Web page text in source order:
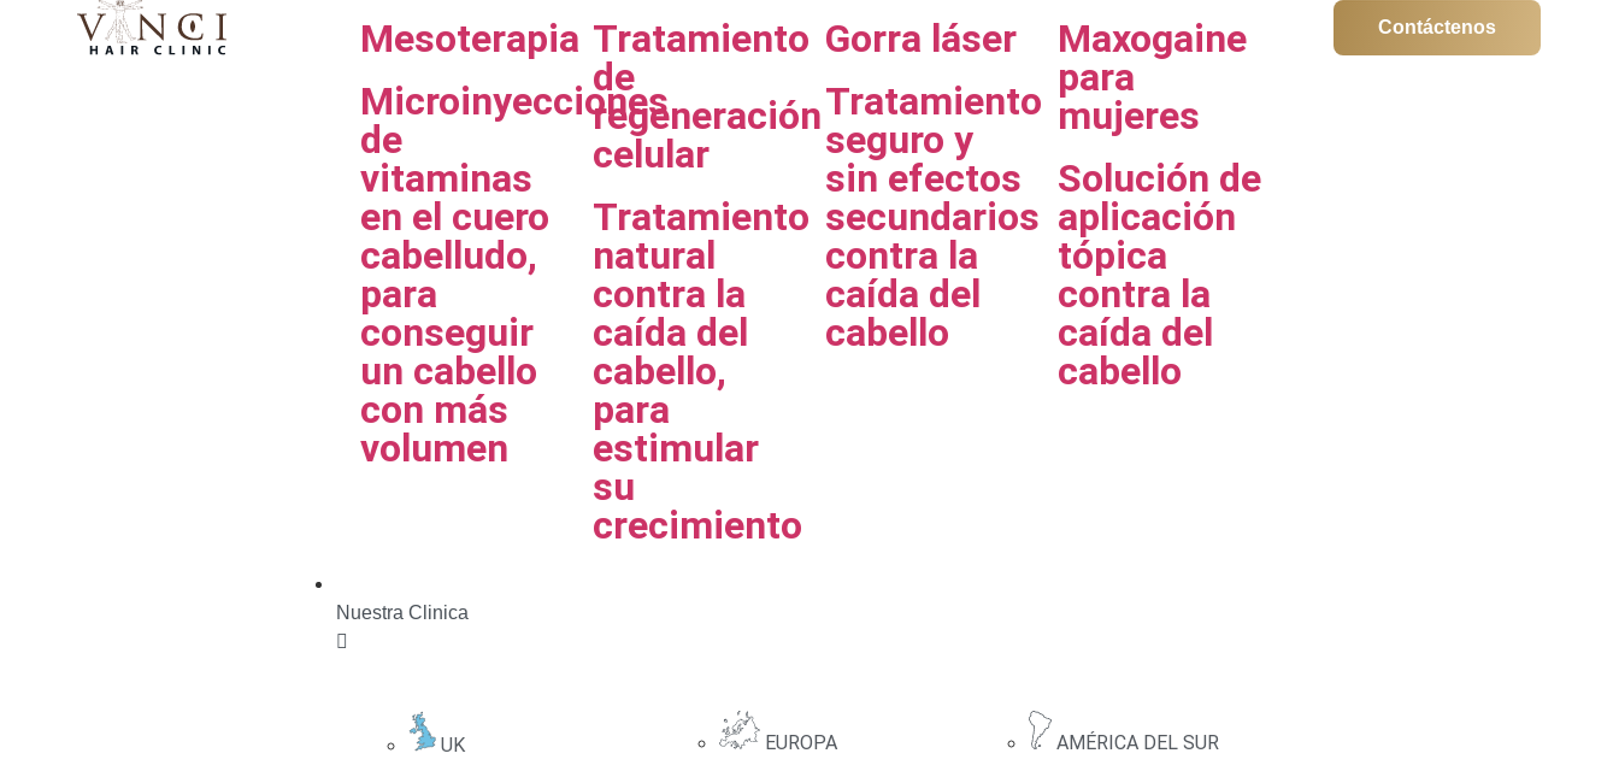
Mesoterapia
Microinyecciones
de
vitaminas
en el cuero
cabelludo,
para
conseguir
un cabello
con más
volumen
Tratamiento
de
regeneración
celular
Tratamiento
natural
contra la
caída del
cabello,
para
estimular
su
crecimiento
Gorra láser
Tratamiento
seguro y
sin efectos
secundarios
contra la
caída del
cabello
Maxogaine
para
mujeres
Solución de
aplicación
tópica
contra la
caída del
cabello
Nuestra Clinica
UK EUROPA AMÉRICA DEL SUR
Contáctenos